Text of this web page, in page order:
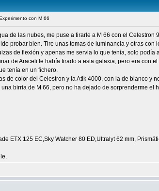
con M 66
de las nubes, me puse a tirarle a M 66 con el
probar bien. Tire unas tomas de luminancia y otras
de flexión y apenas me servia lo que tenía, solo
de Araceli le había tirado a esta galaxia, pero era con
tenía en un fichero.
de color del Celestron y la Atik 4000, con la de blanco y
birria de M 66, pero no ha dejado de sorprenderme el
ETX 125 EC,Sky Watcher 80 ED,Ultralyt 62 mm,